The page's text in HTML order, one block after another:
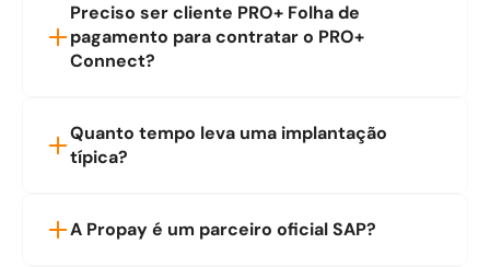
Preciso ser cliente PRO+ Folha de
pagamento para contratar o PRO+
Connect?
Quanto tempo leva uma implantação
típica?
A Propay é um parceiro oficial SAP?